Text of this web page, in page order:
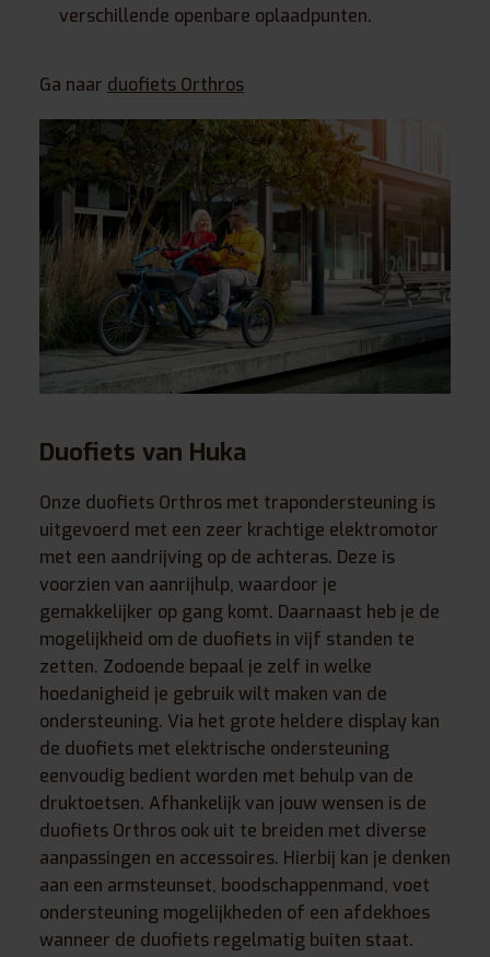
verschillende openbare oplaadpunten.
Ga naar duofiets Orthros
Duofiets van Huka
Onze duofiets Orthros met trapondersteuning is
uitgevoerd met een zeer krachtige elektromotor
met een aandrijving op de achteras. Deze is
voorzien van aanrijhulp, waardoor je
gemakkelijker op gang komt. Daarnaast heb je de
mogelijkheid om de duofiets in vijf standen te
zetten. Zodoende bepaal je zelf in welke
hoedanigheid je gebruik wilt maken van de
ondersteuning. Via het grote heldere display kan
de duofiets met elektrische ondersteuning
eenvoudig bedient worden met behulp van de
druktoetsen. Afhankelijk van jouw wensen is de
duofiets Orthros ook uit te breiden met diverse
aanpassingen en accessoires. Hierbij kan je denken
aan een armsteunset, boodschappenmand, voet
ondersteuning mogelijkheden of een afdekhoes
wanneer de duofiets regelmatig buiten staat.